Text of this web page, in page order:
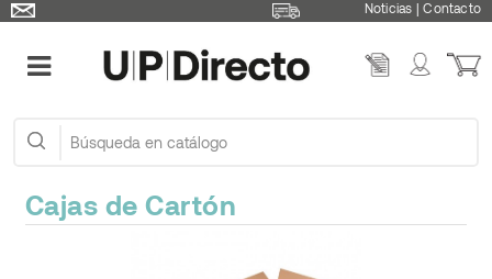
Noticias |Contacto
Cajas de Cartón